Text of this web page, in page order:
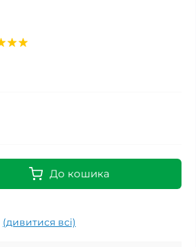
До кошика
(дивитися всі)